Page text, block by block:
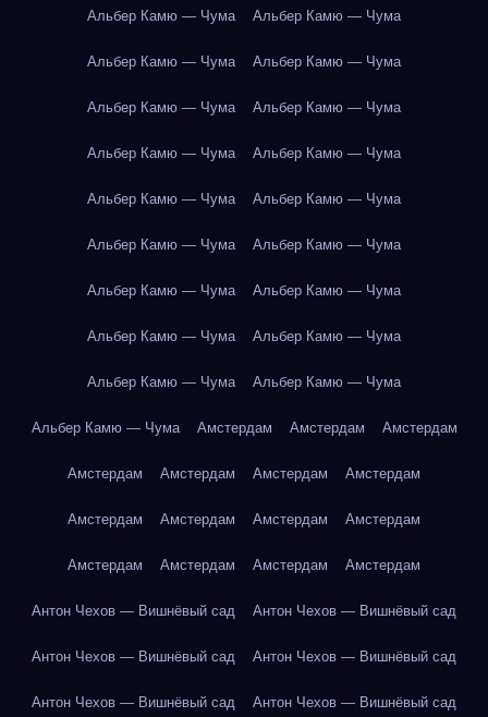
Альбер Камю — Чума Альбер Камю — Чума
Альбер Камю — Чума Альбер Камю — Чума
Альбер Камю — Чума Альбер Камю — Чума
Альбер Камю — Чума Альбер Камю — Чума
Альбер Камю — Чума Альбер Камю — Чума
Альбер Камю — Чума Альбер Камю — Чума
Альбер Камю — Чума Альбер Камю — Чума
Альбер Камю — Чума Альбер Камю — Чума
Альбер Камю — Чума Альбер Камю — Чума
Альбер Камю — Чума Амстердам Амстердам Амстердам
Амстердам Амстердам Амстердам Амстердам
Амстердам Амстердам Амстердам Амстердам
Амстердам Амстердам Амстердам Амстердам
Антон Чехов — Вишнёвый сад Антон Чехов — Вишнёвый сад
Антон Чехов — Вишнёвый сад Антон Чехов — Вишнёвый сад
Антон Чехов — Вишнёвый сад Антон Чехов — Вишнёвый сад